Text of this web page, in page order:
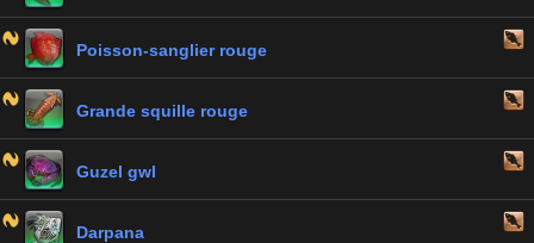
Poisson-sanglier rouge
Grande squille rouge
Guzel gwl
Darpana